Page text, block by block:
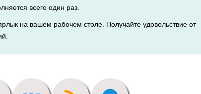
всего один раз.
на вашем рабочем столе. Получайте удовольствие от